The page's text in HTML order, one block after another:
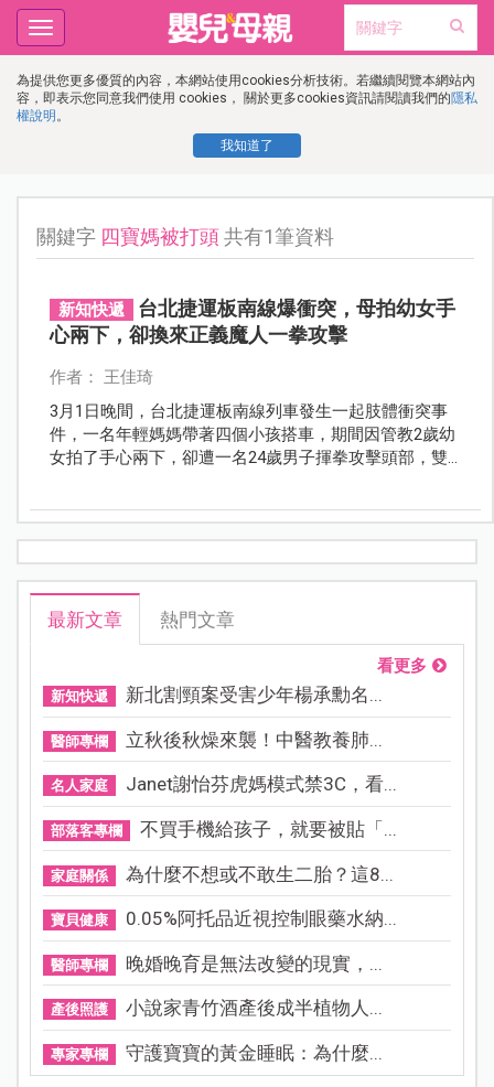
為提供您更多優質的內容，本網站使用cookies分析技術。若繼續閱覽本網站內
容，即表示您同意我們使用 cookies， 關於更多cookies資訊請閱讀我們的隱私
權說明 。
我知道了
Toggle
navigation
關鍵字 四寶媽被打頭共有1筆資料
新知快遞
台北捷運板南線爆衝突，母拍幼女手
心兩下，卻換來正義魔人一拳攻擊
作者： 王佳琦
3月1日晚間，台北捷運板南線列車發生一起肢體衝突事
件，一名年輕媽媽帶著四個小孩搭車，期間因管教2歲幼
女拍了手心兩下，卻遭一名24歲男子揮拳攻擊頭部，雙
最新文章 熱門文章
看更多
新知快遞 新北割頸案受害少年楊承勳名...
醫師專欄 立秋後秋燥來襲！中醫教養肺...
名人家庭 Janet謝怡芬虎媽模式禁3C，看...
部落客專欄 不買手機給孩子，就要被貼「...
家庭關係 為什麼不想或不敢生二胎？這8...
寶貝健康 0.05%阿托品近視控制眼藥水納...
醫師專欄 晚婚晚育是無法改變的現實，...
產後照護 小說家青竹酒產後成半植物人...
專家專欄 守護寶寶的黃金睡眠：為什麼...